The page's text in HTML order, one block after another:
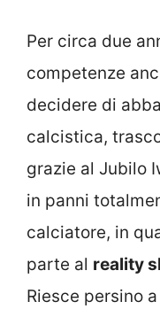
Per circa due
competenze
decidere di
calcistica,
grazie al Jubilo
in panni
calciatore, in
parte al reality
Riesce persino